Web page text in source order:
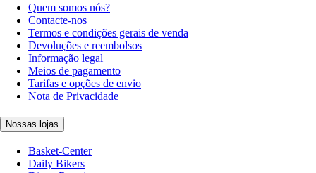
Quem somos nós?
Contacte-nos
Termos e condições gerais de venda
Devoluções e reembolsos
Informação legal
Meios de pagamento
Tarifas e opções de envio
Nota de Privacidade
Nossas lojas
Basket-Center
Daily Bikers